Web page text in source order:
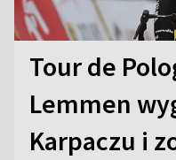
Tour de
Lemmen
Karpaczu i